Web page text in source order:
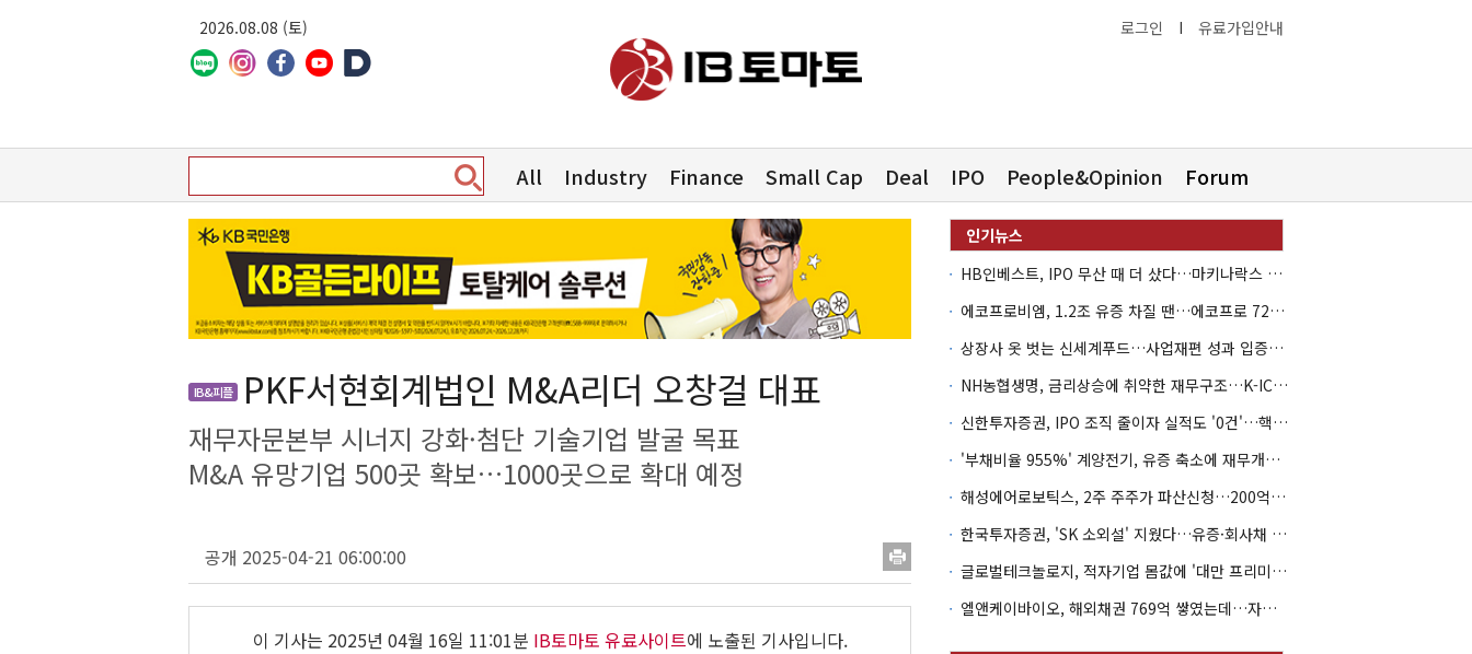
2026.08.08 (토) 로그인 I 유료가입안내
All Industry Finance Small Cap Deal IPO People&Opinion Forum
IB&피플 PKF서현회계법인 M&A리더 오창걸 대표
재무자문본부 시너지 강화·첨단 기술기업 발굴 목표
M&A 유망기업 500곳 확보…1000곳으로 확대 예정
공개 2025-04-21 06:00:00
이 기사는 2025년 04월 16일 11:01분 IB토마토 유료사이트에 노출된 기사입니다.
HB인베스트, IPO 무산 때 더 샀다…마키나락스 투자 2.7배 회수
에코프로비엠, 1.2조 유증 차질 땐…에코프로 7270억 '독박'
상장사 옷 벗는 신세계푸드…사업재편 성과 입증할까
NH농협생명, 금리상승에 취약한 재무구조…K-ICS 변동성 '주의보'
신한투자증권, IPO 조직 줄이자 실적도 '0건'…핵심 인력까지 이탈
'부채비율 955%' 계양전기, 유증 축소에 재무개선 효과 '뚝'
해성에어로보틱스, 2주 주주가 파산신청…200억 CB 분쟁 확산
한국투자증권, 'SK 소외설' 지웠다…유증·회사채 주관 연속 수임
글로벌테크놀로지, 적자기업 몸값에 '대만 프리미엄'…공모가 논란
엘앤케이바이오, 해외채권 769억 쌓였는데…자회사 4곳 자본잠식